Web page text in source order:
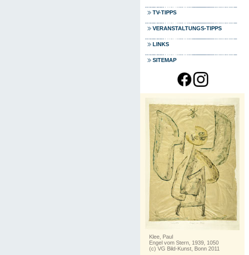
TV-TIPPS
VERANSTALTUNGS-TIPPS
LINKS
SITEMAP
Klee, Paul
Engel vom Stern, 1939, 1050
(c) VG Bild-Kunst, Bonn 2011